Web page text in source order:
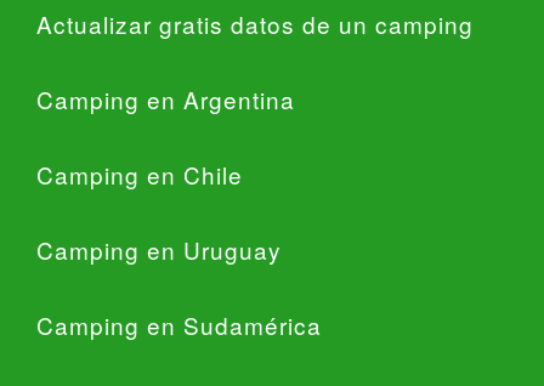
Actualizar gratis datos de un camping
Camping en Argentina
Camping en Chile
Camping en Uruguay
Camping en Sudamérica